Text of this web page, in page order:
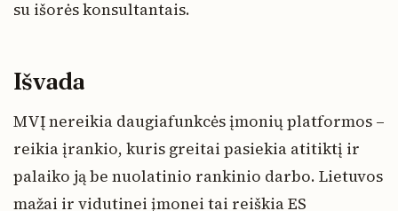
su išorės konsultantais.
Išvada
MVĮ nereikia daugiafunkcės įmonių platformos –
reikia įrankio, kuris greitai pasiekia atitiktį ir
palaiko ją be nuolatinio rankinio darbo. Lietuvos
mažai ir vidutinei įmonei tai reiškia ES